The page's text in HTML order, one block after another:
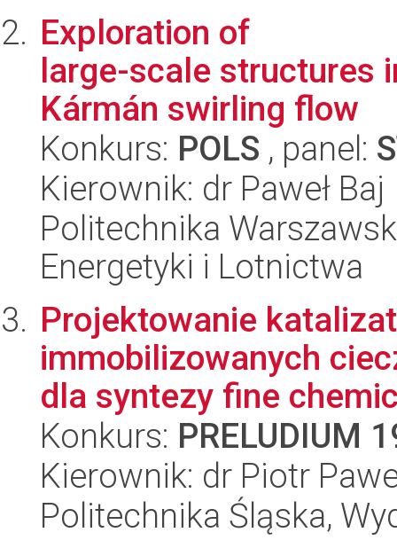
Exploration of
large-scale structures
Kármán swirling flow
Konkurs: POLS , panel:
Kierownik: dr Paweł Baj
Politechnika
Energetyki i Lotnictwa
Projektowanie
immobilizowanych
dla syntezy fine
Konkurs: PRELUDIUM
Kierownik: dr Piotr
Politechnika Śląska,